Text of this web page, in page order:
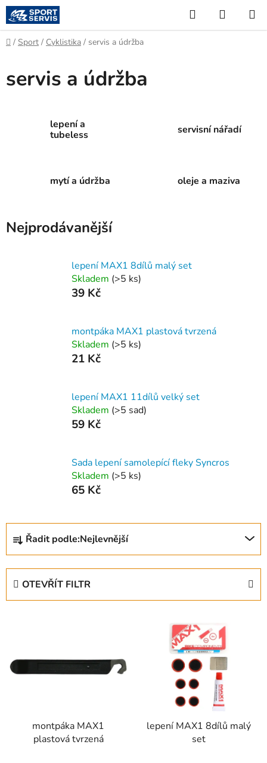
Přejít
na
obsah
Hledat
KOŠÍK
Domů
/ Sport / Cyklistika / servis a údržba
servis a údržba
lepení a
tubeless
servisní nářadí
mytí a údržba oleje a maziva
Nejprodávanější
lepení MAX1 8dílů malý set
Skladem (>5 ks)
39 Kč
montpáka MAX1 plastová tvrzená
Skladem (>5 ks)
21 Kč
lepení MAX1 11dílů velký set
Skladem (>5 sad)
59 Kč
Sada lepení samolepící fleky Syncros
Skladem (>5 ks)
65 Kč
Ř
z
d
Řadit podle:Nejlevnější
OTEVŘÍT FILTR
montpáka MAX1
plastová tvrzená
lepení MAX1 8dílů malý
set